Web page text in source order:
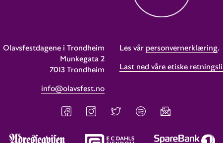
Olavsfestdagene i Trondheim
Munkegata 2
7013 Trondheim
info@olavsfest.no
Les vår personvernerklæring.
Last ned våre etiske